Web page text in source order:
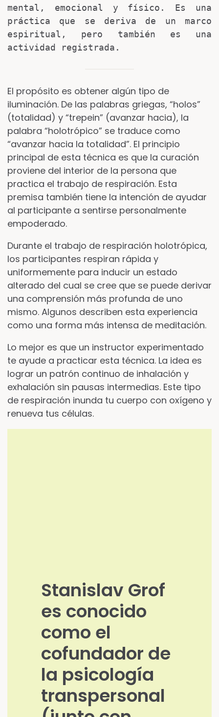
mental, emocional y físico. Es una
práctica que se deriva de un marco
espiritual, pero también es una
actividad registrada.
El propósito es obtener algún tipo de
iluminación. De las palabras griegas, “holos”
(totalidad) y “trepein” (avanzar hacia), la
palabra “holotrópico” se traduce como
“avanzar hacia la totalidad”. El principio
principal de esta técnica es que la curación
proviene del interior de la persona que
practica el trabajo de respiración. Esta
premisa también tiene la intención de ayudar
al participante a sentirse personalmente
empoderado.
Durante el trabajo de respiración holotrópica,
los participantes respiran rápida y
uniformemente para inducir un estado
alterado del cual se cree que se puede derivar
una comprensión más profunda de uno
mismo. Algunos describen esta experiencia
como una forma más intensa de meditación.
Lo mejor es que un instructor experimentado
te ayude a practicar esta técnica. La idea es
lograr un patrón continuo de inhalación y
exhalación sin pausas intermedias. Este tipo
de respiración inunda tu cuerpo con oxígeno y
renueva tus células.
Stanislav Grof
es conocido
como el
cofundador de
la psicología
transpersonal